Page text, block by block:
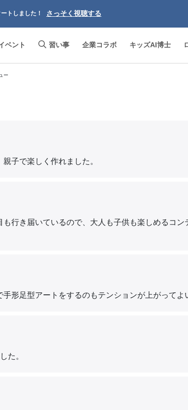
トしました！ さっそく視聴する
ベント 習い事 企業コラボ キッズAI博士
ー
子で楽しく作れました。
行き届いているので、大人も子供も楽しめるコン
形足型アートをするのもテンションが上がってよ
た。